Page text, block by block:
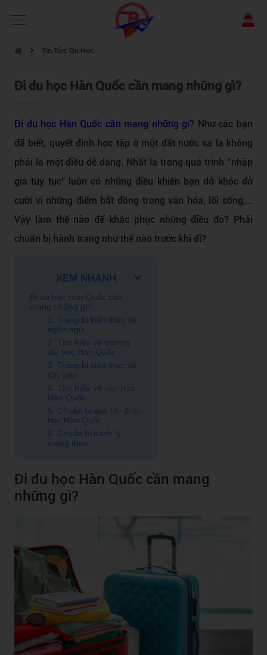
Tin Tức Du Học
Đi du học Hàn Quốc cần mang những gì?
Đi du học Hàn Quốc cần mang những gì? Như các bạn
đã biết, quyết định học tập ở một đất nước xa lạ không
phải là một điều dễ dàng. Nhất là trong quá trình “nhập
gia tùy tục” luôn có những điều khiến bạn dở khóc dở
cười vì những điểm bất đồng trong văn hóa, lối sống,...
Vậy làm thế nào để khắc phục những điều đó? Phải
chuẩn bị hành trang như thế nào trước khi đi?
XEM NHANH
Đi du học Hàn Quốc cần
mang những gì?
1. Trang bị kiến thức về
ngôn ngữ
2. Tìm hiểu về trường
đại học Hàn Quốc
3. Trang bị kiến thức về
tôn giáo
4. Tìm hiểu về văn hóa
Hàn Quốc
5. Chuẩn bị quà khi đi du
học Hàn Quốc
6. Chuẩn bị hành lý
mang theo
Đi du học Hàn Quốc cần mang
những gì?